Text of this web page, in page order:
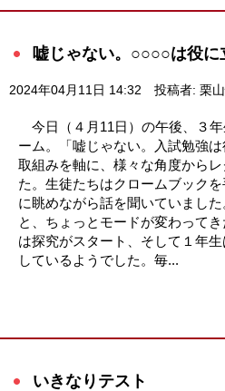
嘘じゃない。○○○○は役に
2024年04月11日 14:32 投稿者: 栗
今日（４月11日）の午後、３
ーム。「嘘じゃない。入試勉強
取組みを軸に、様々な角度から
た。生徒たちはクロームブック
に眺めながら話を聞いていまし
と、ちょっとモードが変わって
は探究がスタート、そして１年
しているようでした。毎...
いきなりテスト